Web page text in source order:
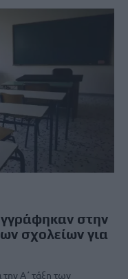
στην
σχολείων για
την Α΄ τάξη των